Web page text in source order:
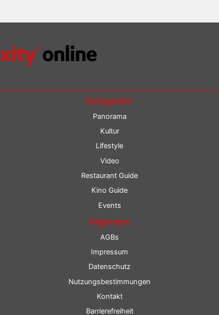
Kategorien
Panorama
Kultur
Lifestyle
Video
Restaurant Guide
Kino Guide
Events
Allgemein
AGBs
Impressum
Datenschutz
Nutzungsbestimmungen
Kontakt
Barrierefreiheit